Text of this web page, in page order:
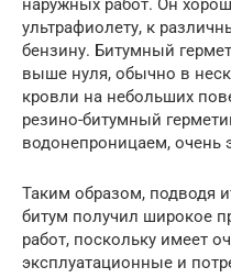
наружных работ. Он
ультрафиолету, к
бензину. Битумный
выше нуля, обычно в
кровли на небольших
резино-битумный
водонепроницаем, очень
Таким образом, подводя
битум получил широкое
работ, поскольку имеет
эксплуатационные и